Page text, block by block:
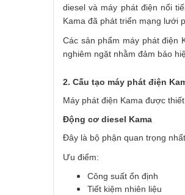
diesel và máy phát điện nổi
Kama đã phát triển mạng lưới
Các sản phẩm máy phát điện
nghiêm ngặt nhằm đảm bảo
2. Cấu tạo máy phát điện
Máy phát điện Kama được
Động cơ diesel Kama
Đây là bộ phận quan trọng
Ưu điểm:
Công suất ổn định
Tiết kiệm nhiên liệu